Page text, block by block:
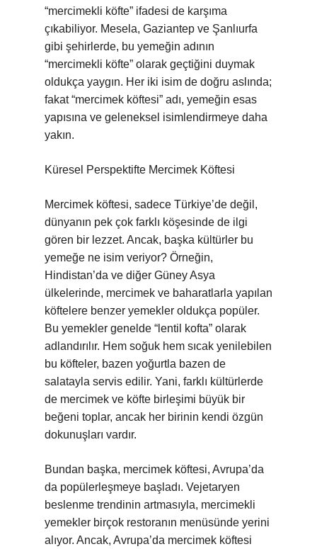
“mercimekli köfte” ifadesi de karşıma
çıkabiliyor. Mesela, Gaziantep ve Şanlıurfa
gibi şehirlerde, bu yemeğin adının
“mercimekli köfte” olarak geçtiğini duymak
oldukça yaygın. Her iki isim de doğru aslında;
fakat “mercimek köftesi” adı, yemeğin esas
yapısına ve geleneksel isimlendirmeye daha
yakın.
Küresel Perspektifte Mercimek Köftesi
Mercimek köftesi, sadece Türkiye’de değil,
dünyanın pek çok farklı köşesinde de ilgi
gören bir lezzet. Ancak, başka kültürler bu
yemeğe ne isim veriyor? Örneğin,
Hindistan’da ve diğer Güney Asya
ülkelerinde, mercimek ve baharatlarla yapılan
köftelere benzer yemekler oldukça popüler.
Bu yemekler genelde “lentil kofta” olarak
adlandırılır. Hem soğuk hem sıcak yenilebilen
bu köfteler, bazen yoğurtla bazen de
salatayla servis edilir. Yani, farklı kültürlerde
de mercimek ve köfte birleşimi büyük bir
beğeni toplar, ancak her birinin kendi özgün
dokunuşları vardır.
Bundan başka, mercimek köftesi, Avrupa’da
da popülerleşmeye başladı. Vejetaryen
beslenme trendinin artmasıyla, mercimekli
yemekler birçok restoranın menüsünde yerini
alıyor. Ancak, Avrupa’da mercimek köftesi